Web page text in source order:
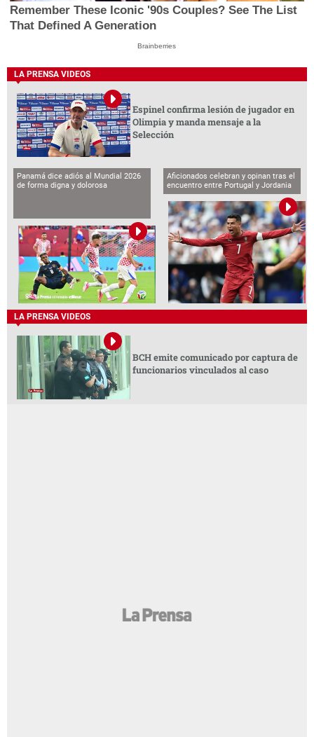
Remember These Iconic '90s Couples? See The List
That Defined A Generation
Brainberries
LA PRENSA VIDEOS
Espinel confirma lesión de jugador en
Olimpia y manda mensaje a la
Selección
Panamá dice adiós al Mundial 2026
de forma digna y dolorosa
Aficionados celebran y opinan tras el
encuentro entre Portugal y Jordania
LA PRENSA VIDEOS
BCH emite comunicado por captura de
funcionarios vinculados al caso